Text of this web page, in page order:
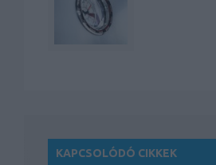
KAPCSOLÓDÓ CIKKEK